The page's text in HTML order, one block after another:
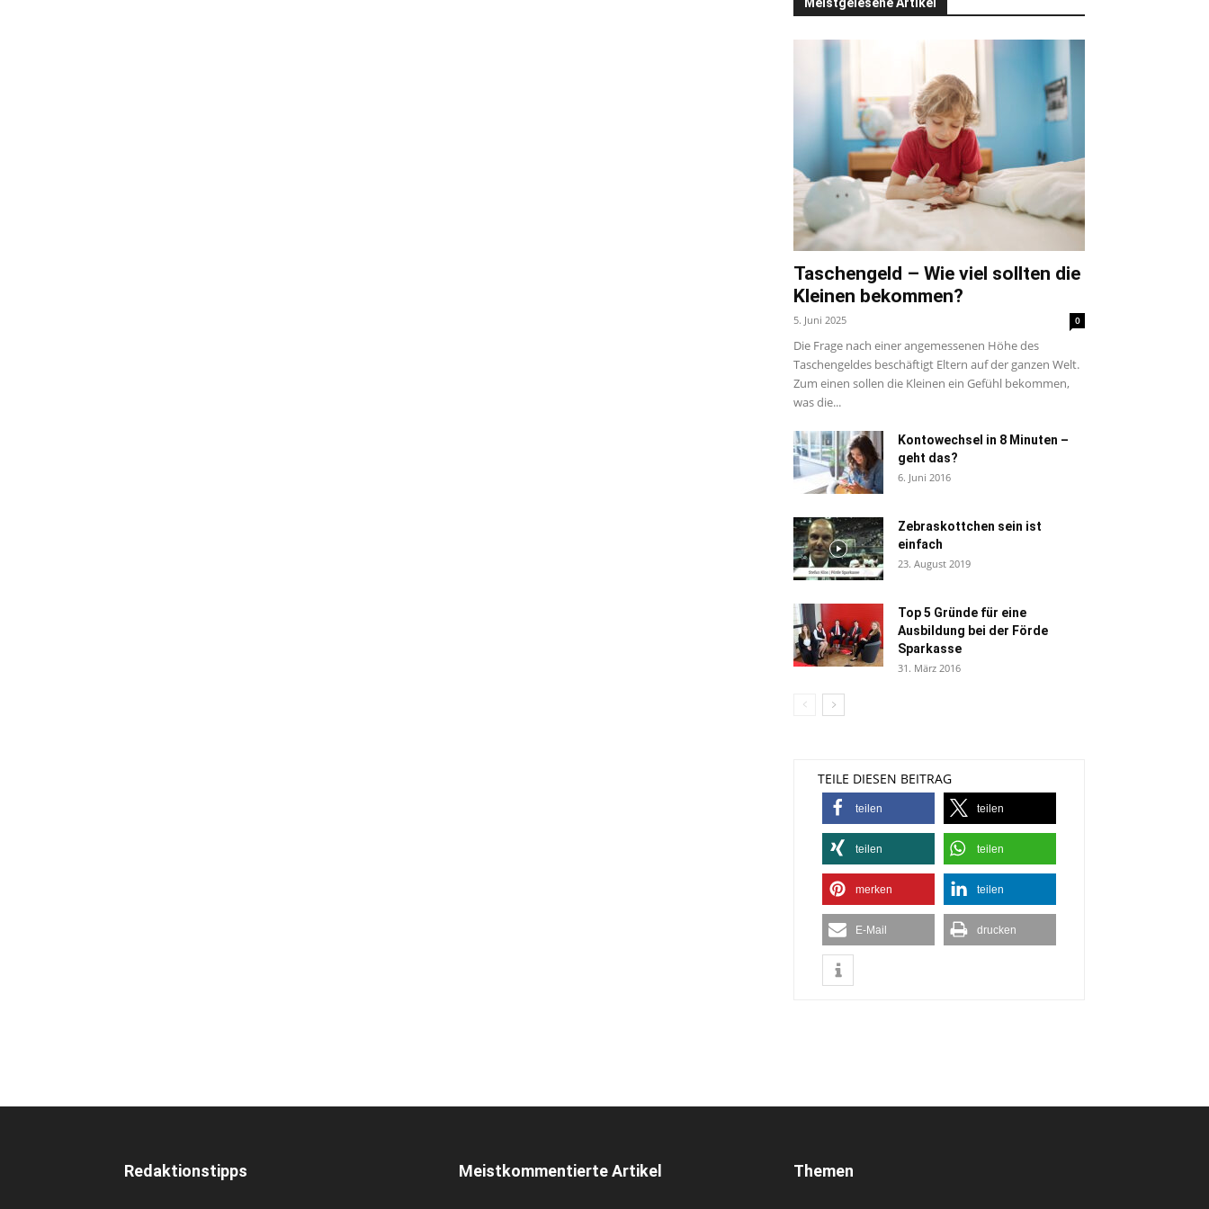
Taschengeld – Wie viel sollten die
Kleinen bekommen?
5. Juni 2025 0
Die Frage nach einer angemessenen Höhe des
Taschengeldes beschäftigt Eltern auf der ganzen Welt.
Zum einen sollen die Kleinen ein Gefühl bekommen,
was die...
Kontowechsel in 8 Minuten –
geht das?
6. Juni 2016
Zebraskottchen sein ist
einfach
23. August 2019
Top 5 Gründe für eine
Ausbildung bei der Förde
Sparkasse
31. März 2016
TEILE DIESEN BEITRAG
teilen teilen
teilen teilen
merken teilen
E-Mail drucken
Redaktionstipps Meistkommentierte Artikel Themen